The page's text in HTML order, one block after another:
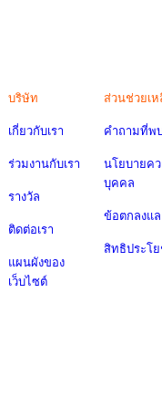
บริษัท
เกี่ยวกับเรา
ร่วมงานกับเรา
รางวัล
ติดต่อเรา
แผนผังของ
เว็บไซต์
ส่วนช่วยเห
คำถามที่พ
นโยบายค
บุคคล
ข้อตกลงแล
สิทธิประโ